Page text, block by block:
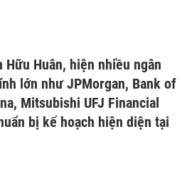
Hữu Huân, hiện nhiều ngân
lớn như JPMorgan, Bank of
Mitsubishi UFJ Financial
bị kế hoạch hiện diện tại